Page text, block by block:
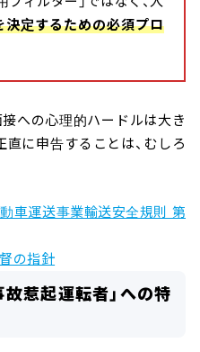
決定するための必須プロ
への心理的ハードルは大き
に申告することは、むしろ
車運送事業輸送安全規則 第
の指針
惹起運転者」への特